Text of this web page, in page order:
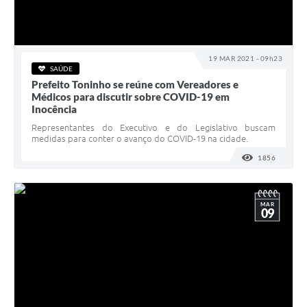
19 MAR 2021 - 09h23
SAÚDE
Prefeito Toninho se reúne com Vereadores e
Médicos para discutir sobre COVID-19 em
Inocência
Representantes do Executivo e do Legislativo buscam
medidas para conter o avanço do COVID-19 na cidade.
1856
MAR
09